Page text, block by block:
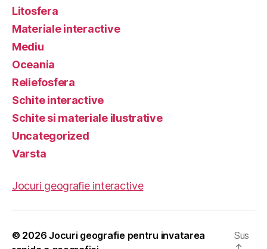
Litosfera
Materiale interactive
Mediu
Oceania
Reliefosfera
Schite interactive
Schite si materiale ilustrative
Uncategorized
Varsta
Jocuri geografie interactive
© 2026Jocuri geografie pentru invatarea
Sus